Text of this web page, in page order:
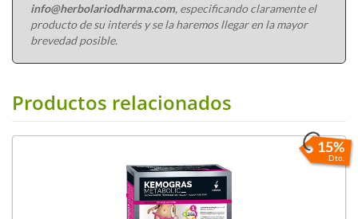
info@herbolariodharma.com, especificando claramente el
producto de su interés y se la haremos llegar en la mayor
brevedad posible.
Productos relacionados
15%
Dto.